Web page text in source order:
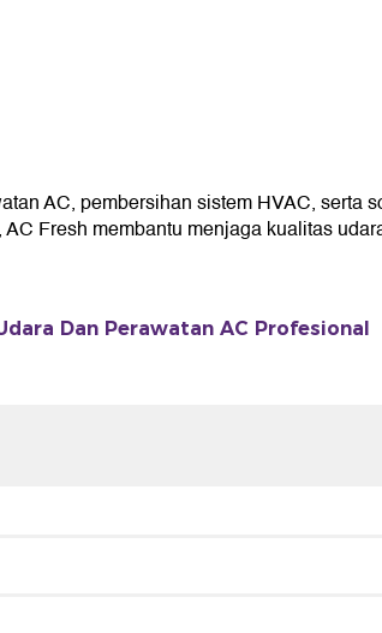
AC, pembersihan sistem HVAC,
Fresh membantu menjaga kualitas
Dan Perawatan AC Profesional